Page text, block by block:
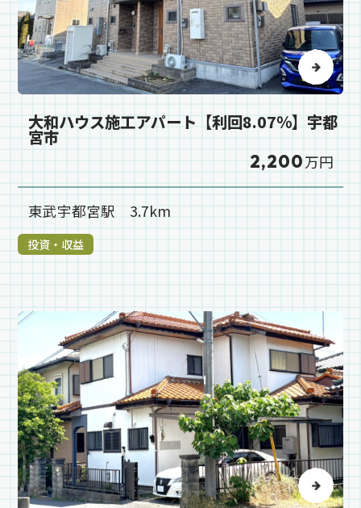
大和ハウス施工アパート【利回8.07％】宇都
宮市
2,200万円
東武宇都宮駅 3.7km
投資・収益